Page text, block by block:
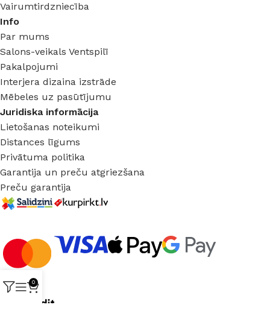
Vairumtirdzniecība
Info
Par mums
Salons-veikals Ventspilī
Pakalpojumi
Interjera dizaina izstrāde
Mēbeles uz pasūtījumu
Juridiska informācija
Lietošanas noteikumi
Distances līgums
Privātuma politika
Garantija un preču atgriezšana
Preču garantija
0